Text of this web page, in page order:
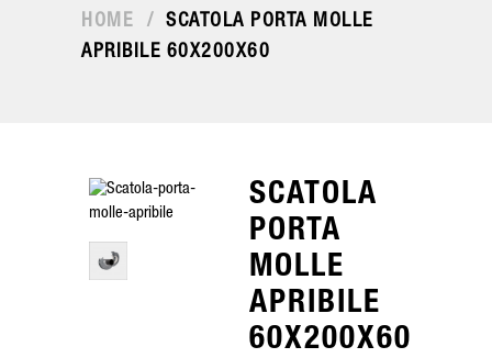
HOME /
SCATOLA PORTA MOLLE
APRIBILE 60X200X60
SCATOLA
PORTA
MOLLE
APRIBILE
60X200X60